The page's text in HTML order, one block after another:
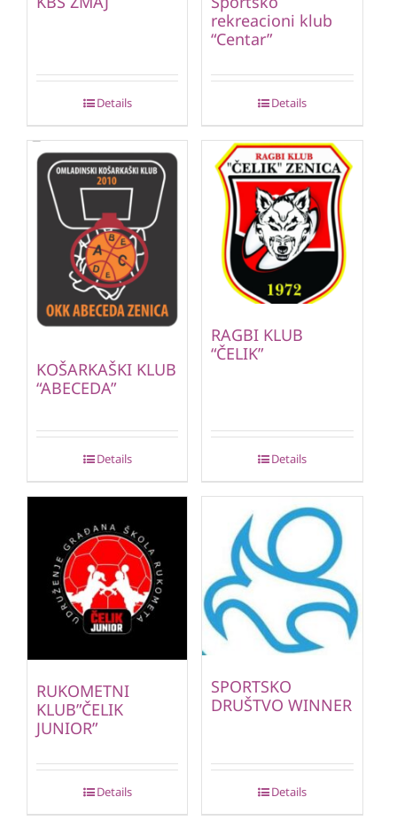
Details
rekreacioni klub
“Centar”
Details
KOŠARKAŠKI KLUB
“ABECEDA”
Details
RAGBI KLUB
“ČELIK”
Details
RUKOMETNI
KLUB”ČELIK
JUNIOR”
Details
SPORTSKO
DRUŠTVO WINNER
Details